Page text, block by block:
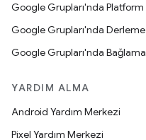
Google Grupları'nda Platform
Google Grupları'nda Derleme
Google Grupları'nda Bağlama
YARDIM ALMA
Android Yardım Merkezi
Pixel Yardım Merkezi